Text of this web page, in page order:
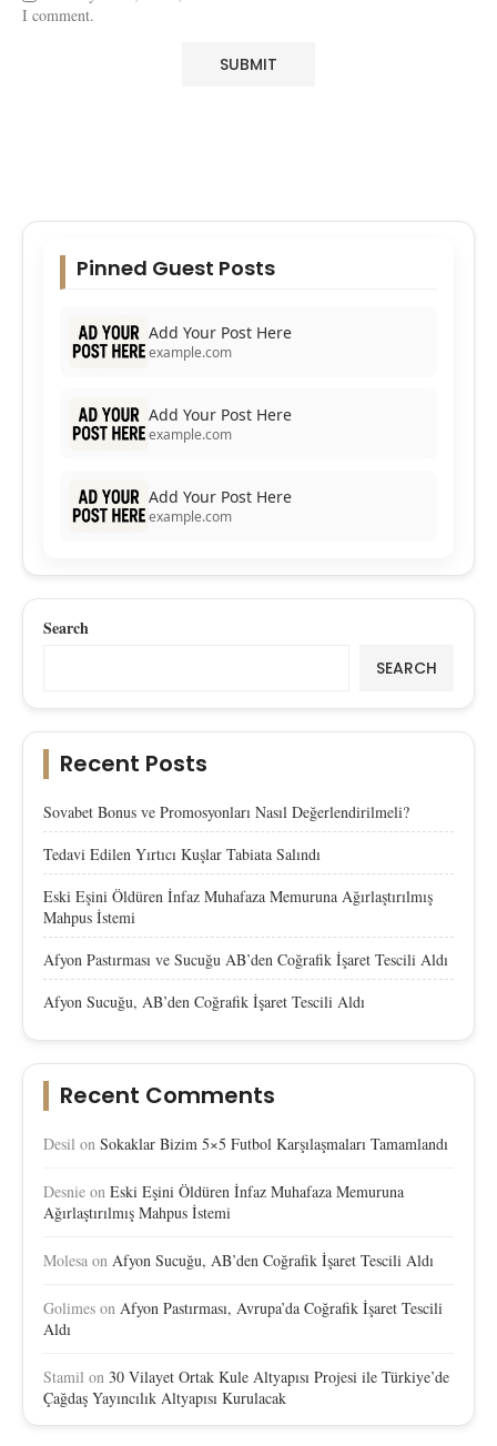
I comment.
Pinned Guest Posts
Add Your Post Here
example.com
Add Your Post Here
example.com
Add Your Post Here
example.com
Search
SEARCH
Recent Posts
Sovabet Bonus ve Promosyonları Nasıl Değerlendirilmeli?
Tedavi Edilen Yırtıcı Kuşlar Tabiata Salındı
Eski Eşini Öldüren İnfaz Muhafaza Memuruna Ağırlaştırılmış
Mahpus İstemi
Afyon Pastırması ve Sucuğu AB’den Coğrafik İşaret Tescili Aldı
Afyon Sucuğu, AB’den Coğrafik İşaret Tescili Aldı
Recent Comments
Desil on Sokaklar Bizim 5×5 Futbol Karşılaşmaları Tamamlandı
Desnie on Eski Eşini Öldüren İnfaz Muhafaza Memuruna
Ağırlaştırılmış Mahpus İstemi
Molesa on Afyon Sucuğu, AB’den Coğrafik İşaret Tescili Aldı
Golimes on Afyon Pastırması, Avrupa’da Coğrafik İşaret Tescili
Aldı
Stamil on 30 Vilayet Ortak Kule Altyapısı Projesi ile Türkiye’de
Çağdaş Yayıncılık Altyapısı Kurulacak